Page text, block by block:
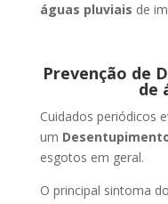
águas pluviais de
Prevenção de
de
Cuidados periódicos
um
esgotos em geral.
O principal sintoma do